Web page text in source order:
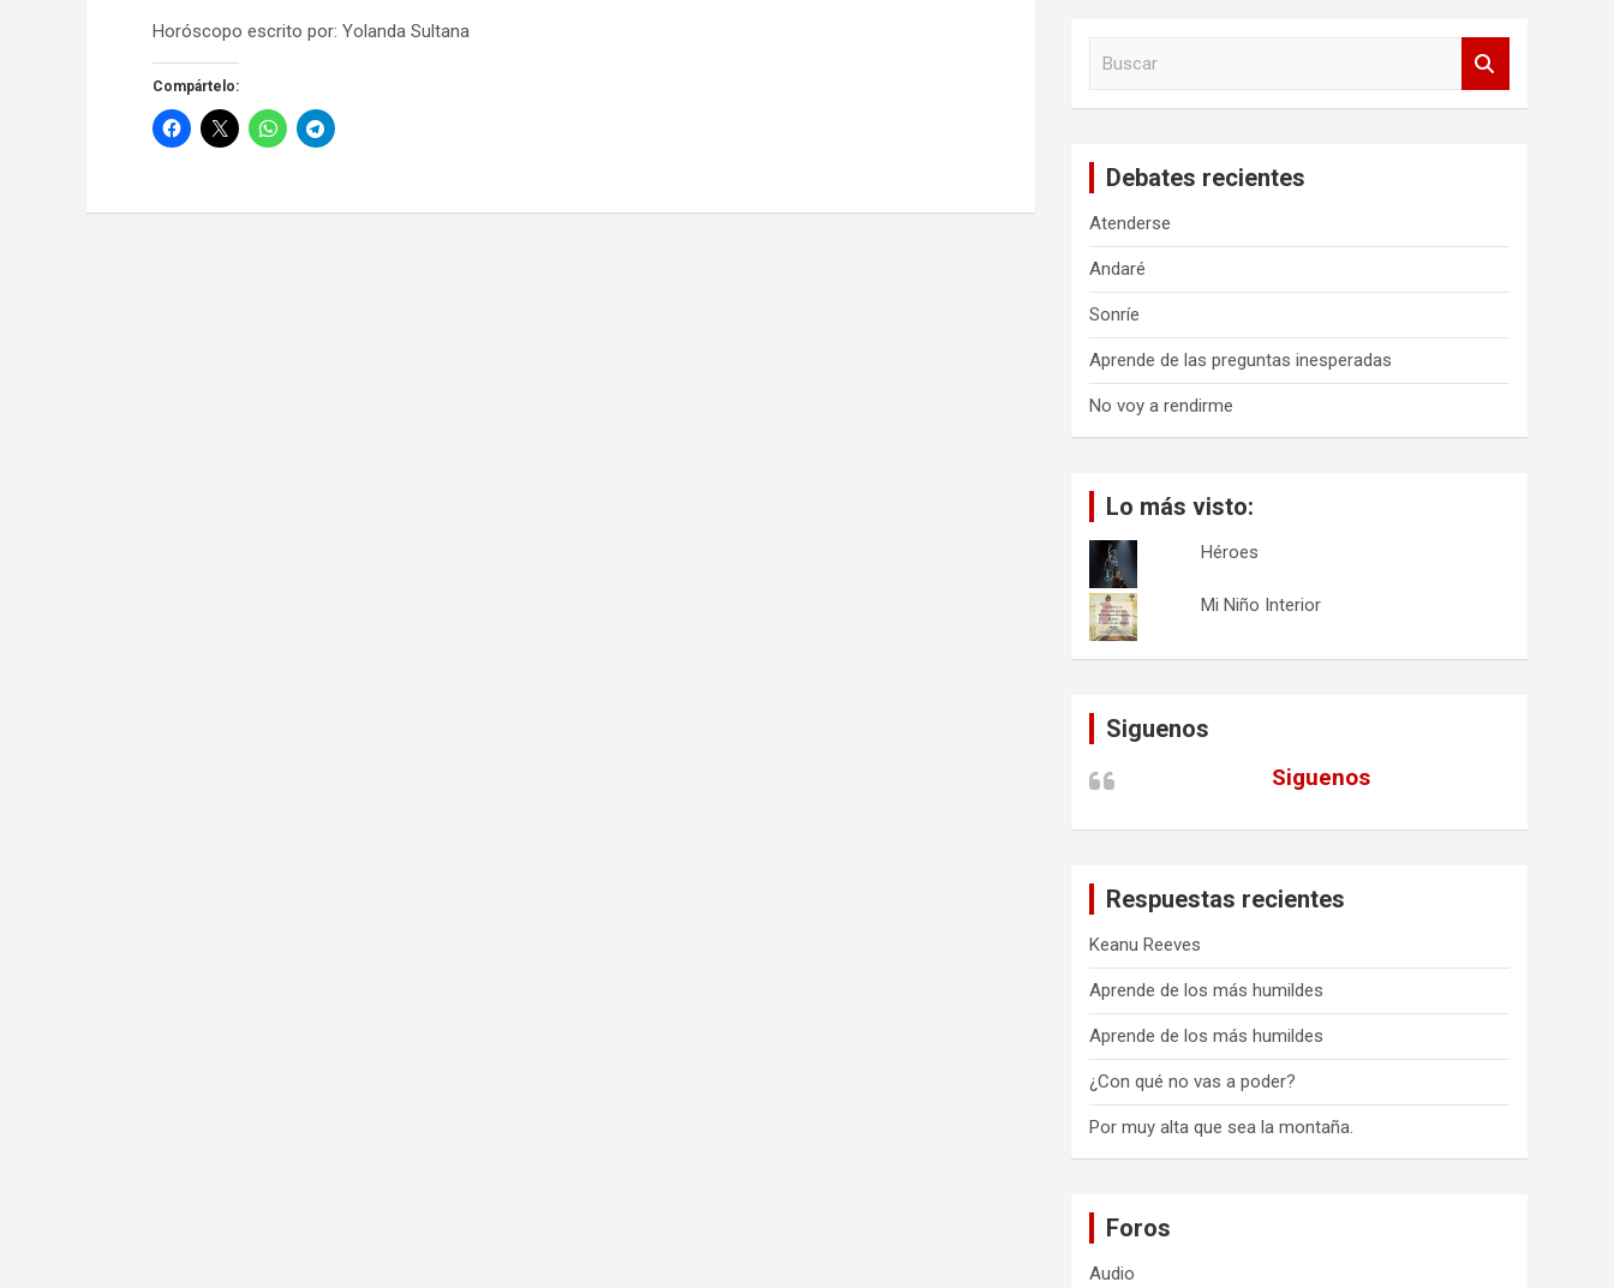
Horóscopo escrito por: Yolanda Sultana
Compártelo:
Debates recientes
Atenderse
Andaré
Sonríe
Aprende de las preguntas inesperadas
No voy a rendirme
Lo más visto:
Héroes
Mi Niño Interior
Siguenos
Siguenos
Respuestas recientes
Keanu Reeves
Aprende de los más humildes
Aprende de los más humildes
¿Con qué no vas a poder?
Por muy alta que sea la montaña.
Foros
Audio